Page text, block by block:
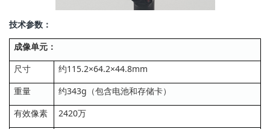
技术参数：
成像单元：
尺寸
约115.2×64.2×44.8mm
重量
约343g（包含电池和存储卡）
有效像素
2420万